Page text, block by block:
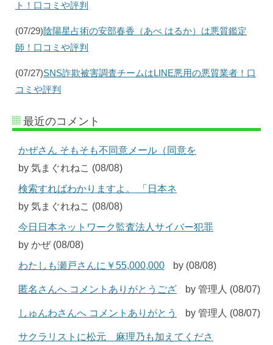
ト！口コミや評判
(07/29)陰陽星占術の安部春香（あべ はるか）は悪質鑑定
師！口コミや評判
(07/27)SNS詐欺被害調査チームはLINE悪用の悪質業者！口
コミや評判
最近のコメント
かぜさん そもそも不同意メール（同意を
by 気まぐれねこ (08/08)
検索すればわかりますよ。 「日本ネ
by 気まぐれねこ (08/08)
今日日本ネットワーク監査法人サイバー犯罪
by かぜ (08/08)
わたしも瀬戸さんに￥55,000,000
by (08/08)
匿名さんへ コメントありがとうござ by 管理人 (08/07)
しゅんわさんへ コメントありがとう by 管理人 (08/07)
サクラリストに松元 麻理乃も加えてくださ